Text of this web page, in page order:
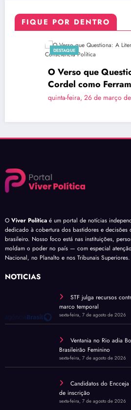
FIQUE POR DENTRO
DESTAQUE
O Verso que Questiona: A
Cordel como Ferramenta
quinta-feira, 26 de março de 2026
O Viver Política é um portal de notícias
dedicado à cobertura dos bastidores e
brasileiro. Nosso foco está nas instituições,
moldam o poder no país — com especial
Nacional, no Planalto e nos Tribunais Superiores.
NOTÍCIAS
STF julga recursos
marco temporal
sexta-feira, 7 de agosto de 2026
Ventania no Rio adia
Brasileirão Feminino
sexta-feira, 7 de agosto de 2026
Candidatos do
de inscrição
sexta-feira, 7 de agosto de 2026